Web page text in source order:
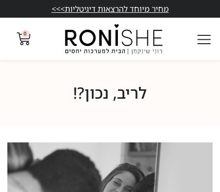
מחיר מיוחד להרצאות דיגיטליות>>>
0
לריב, נכון?!